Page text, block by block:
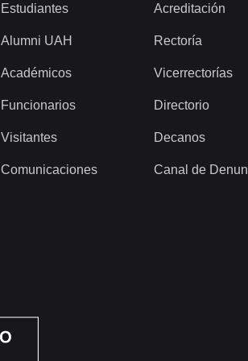
Estudiantes
Alumni UAH
Académicos
Funcionarios
Visitantes
Comunicaciones
Acreditación
Rectoría
Vicerrectorías
Directorio
Decanos
Canal de